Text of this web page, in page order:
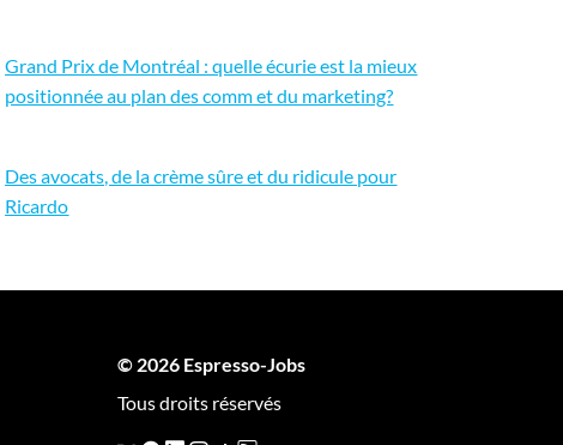
Grand Prix de Montréal : quelle écurie est la mieux
positionnée au plan des comm et du marketing?
Des avocats, de la crème sûre et du ridicule pour
Ricardo
© 2026 Espresso-Jobs
Tous droits réservés